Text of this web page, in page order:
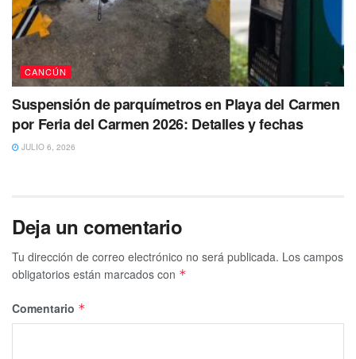
CANCÚN
Suspensión de parquímetros en Playa del Carmen
por Feria del Carmen 2026: Detalles y fechas
JULIO 6, 2026
Deja un comentario
Tu dirección de correo electrónico no será publicada. Los campos
obligatorios están marcados con *
Comentario *